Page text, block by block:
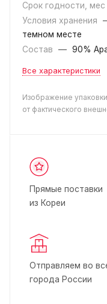
Срок годности, мес
Условия хранения
темном месте
Состав
— 90%
Все характеристики
Изображение
от фактического
Прямые поставки
из Кореи
Отправляем во
города России